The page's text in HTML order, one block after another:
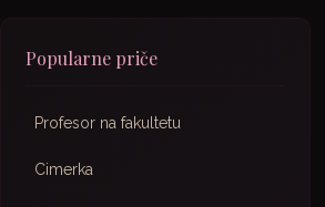
Popularne priče
Profesor na fakultetu
Cimerka